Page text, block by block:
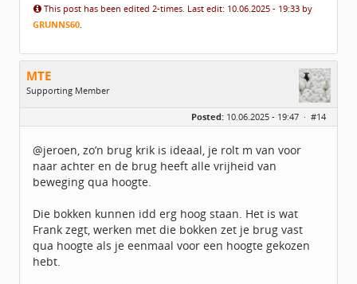
This post has been edited 2-times. Last edit: 10.06.2025 - 19:33 by
GRUNNS60
MTE
Supporting Member
Leeftijd:
55
Geregistreerd:02 / 2021
Posted: 10.06.2025 - 19:47 · #14
@jeroen, zo’n brug krik is ideaal, je rolt m van voor
naar achter en de brug heeft alle vrijheid van
beweging qua hoogte.
Die bokken kunnen idd erg hoog staan. Het is wat
Frank zegt, werken met die bokken zet je brug vast
qua hoogte als je eenmaal voor een hoogte gekozen
hebt.